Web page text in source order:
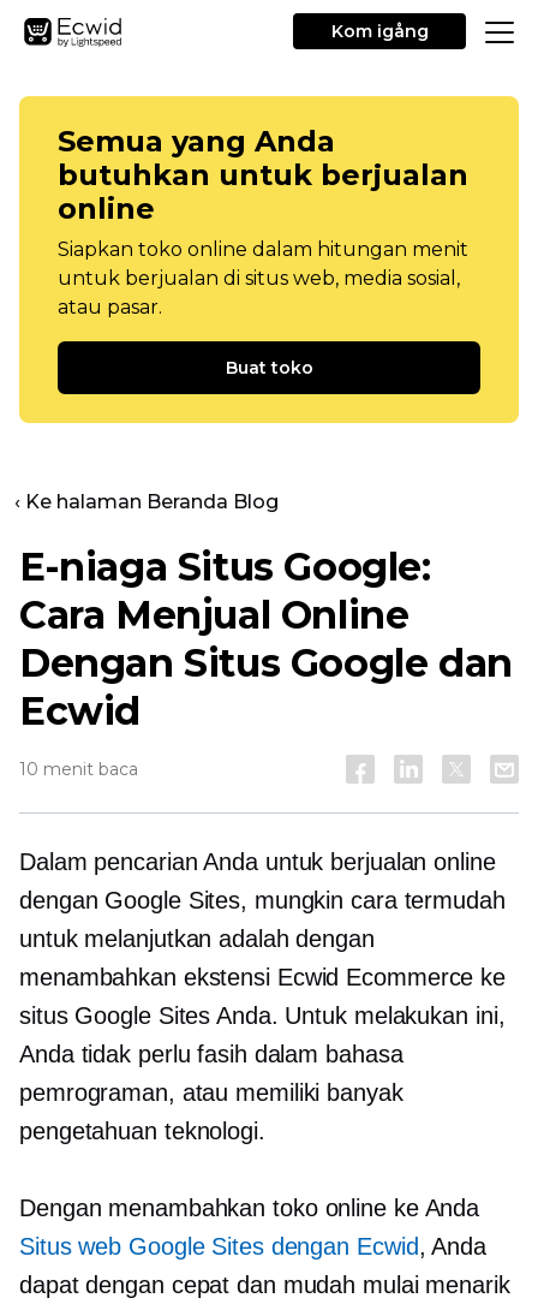
Kom igång
Semua yang Anda
butuhkan untuk berjualan
online
Siapkan toko online dalam hitungan menit
untuk berjualan di situs web, media sosial,
atau pasar.
Buat toko
‹ Ke halaman Beranda Blog
E-niaga Situs Google:
Cara Menjual Online
Dengan Situs Google dan
Ecwid
10 menit baca
Dalam pencarian Anda untuk berjualan online
dengan Google Sites, mungkin cara termudah
untuk melanjutkan adalah dengan
menambahkan ekstensi Ecwid Ecommerce ke
situs Google Sites Anda. Untuk melakukan ini,
Anda tidak perlu fasih dalam bahasa
pemrograman, atau memiliki banyak
pengetahuan teknologi.
Dengan menambahkan toko online ke Anda
Situs web Google Sites dengan Ecwid, Anda
dapat dengan cepat dan mudah mulai menarik